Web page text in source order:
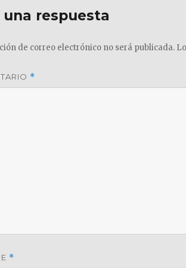
una respuesta
de correo electrónico no será publicada.
*
*